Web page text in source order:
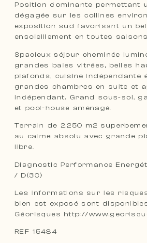
Position dominante permettant
dégagée sur les collines
exposition sud favorisant un bel
ensoleillement en toutes
Spacieux séjour cheminée
grandes baies vitrées, belles
plafonds, cuisine indépendante
grandes chambres en suite et
indépendant. Grand sous-sol,
et pool-house aménagé.
Terrain de 2.250 m2
au calme absolu avec grande
libre.
Diagnostic Performance
/ D(30)
Les informations sur les
bien est exposé sont
Géorisques http://
REF 15484